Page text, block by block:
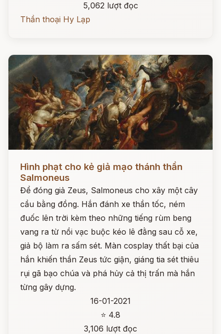
5,062 lượt đọc
Thần thoại Hy Lạp
Hình phạt cho kẻ giả mạo thánh thần
Salmoneus
Để đóng giả Zeus, Salmoneus cho xây một cây
cầu bằng đồng. Hắn đánh xe thần tốc, ném
đuốc lên trời kèm theo những tiếng rùm beng
vang ra từ nồi vạc buộc kéo lê đằng sau cỗ xe,
giả bộ làm ra sấm sét. Màn cosplay thất bại của
hắn khiến thần Zeus tức giận, giáng tia sét thiêu
rụi gã bạo chúa và phá hủy cả thị trấn mà hắn
từng gây dựng.
16-01-2021
⭐ 4.8
3,106 lượt đọc